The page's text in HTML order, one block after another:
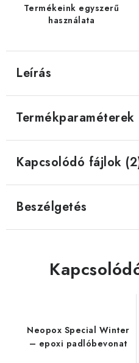
Termékeink egyszerű
használata
Leírás
Termékparaméterek
Kapcsolódó fájlok
Beszélgetés
Neopox Special Winter
– epoxi padlóbevonat